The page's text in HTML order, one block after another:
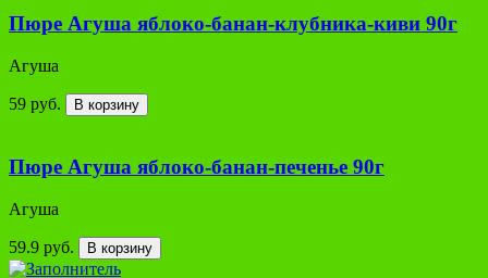
Пюре Агуша яблоко-банан-клубника-киви 90г
Агуша
59 руб. В корзину
Пюре Агуша яблоко-банан-печенье 90г
Агуша
59.9 руб. В корзину